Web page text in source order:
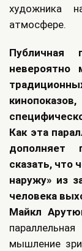
художника
атмосфере.
Публичная
невероятно
Как эта
дополняет
сказать, что
наружу» из
человека
Майкл
мышление